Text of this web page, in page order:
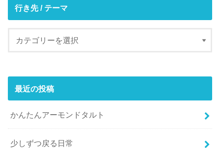
行き先 / テーマ
最近の投稿
かんたんアーモンドタルト
少しずつ戻る日常